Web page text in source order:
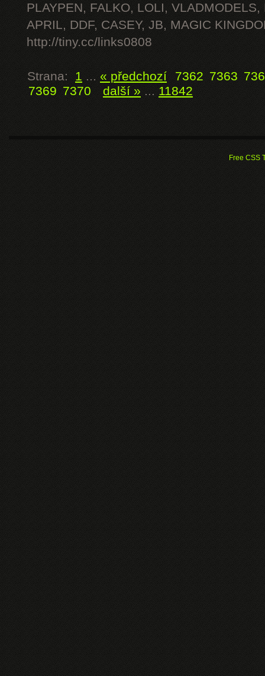
PLAYPEN, FALKO, LOLI, VLADMODELS,
APRIL, DDF, CASEY, JB, MAGIC
http://tiny.cc/links0808
Strana: 1 ... « předchozí 7362 7363
7369 7370 další » ... 11842
Free CSS